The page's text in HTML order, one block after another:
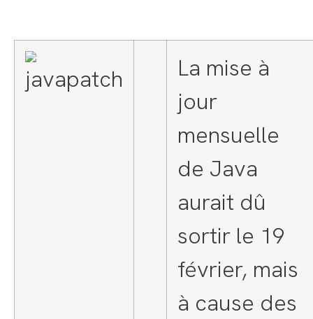
La mise à
jour
mensuelle
de Java
aurait dû
sortir le 19
février, mais
à cause des